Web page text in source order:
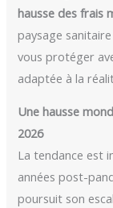
hausse des frais
paysage
vous protéger
adaptée à la
Une hausse
2026
La tendance est
années post-
poursuit son